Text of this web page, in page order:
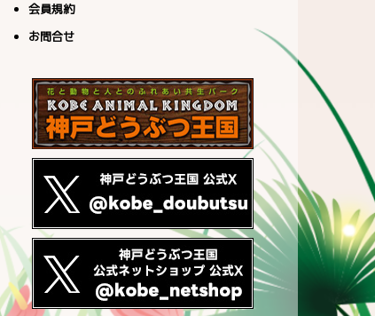
会員規約
お問合せ